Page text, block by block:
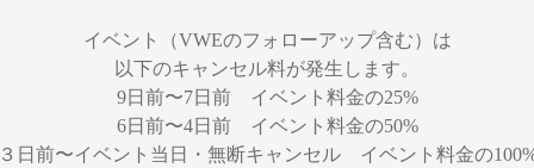
イベント（VWEのフォローアップ含む）は
以下のキャンセル料が発生します。
9日前〜7日前 イベント料金の25%
6日前〜4日前 イベント料金の50%
日前〜イベント当日・無断キャンセル イベント料金の